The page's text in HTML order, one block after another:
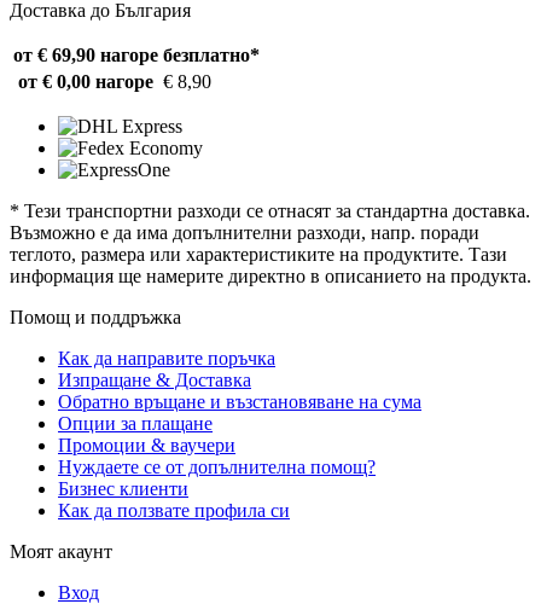
Доставка до България
от € 69,90 нагоре безплатно*
от € 0,00 нагоре € 8,90
* Тези транспортни разходи се отнасят за стандартна доставка.
Възможно е да има допълнителни разходи, напр. поради
теглото, размера или характеристиките на продуктите. Тази
информация ще намерите директно в описанието на продукта.
Помощ и поддръжка
Как да направите поръчка
Изпращане & Доставка
Обратно връщане и възстановяване на сума
Опции за плащане
Промоции & ваучери
Нуждаете се от допълнителна помощ?
Бизнес клиенти
Как да ползвате профила си
Моят акаунт
Вход